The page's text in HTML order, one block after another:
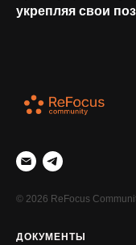
укрепляя свои
© 2026 ReFocus
ДОКУМЕНТЫ